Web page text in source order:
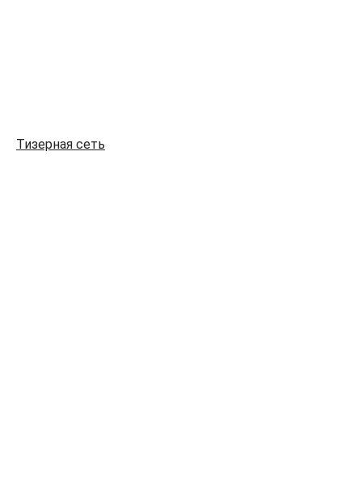
Тизерная сеть